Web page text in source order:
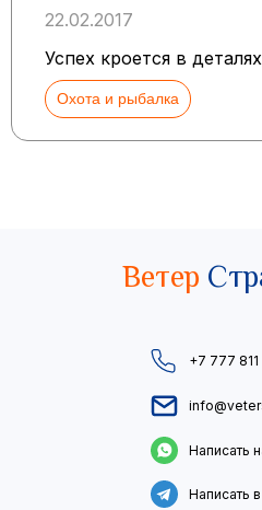
22.02.2017
Успех кроется в деталях
Охота и рыбалка
Ветер
+7 777 811
Написать
Написать